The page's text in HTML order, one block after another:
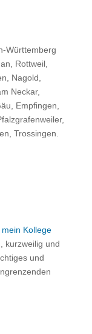
Württemberg
Rottweil,
Nagold,
Neckar,
Empfingen,
Trossingen.
mein Kollege
kurzweilig und
und